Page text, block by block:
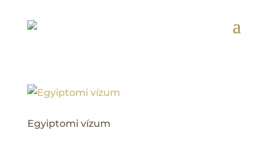
Egyiptomi vízum